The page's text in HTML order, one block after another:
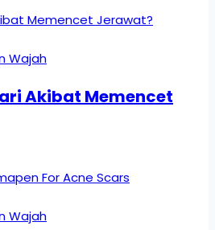
Wajah
Akibat Memencet
Wajah